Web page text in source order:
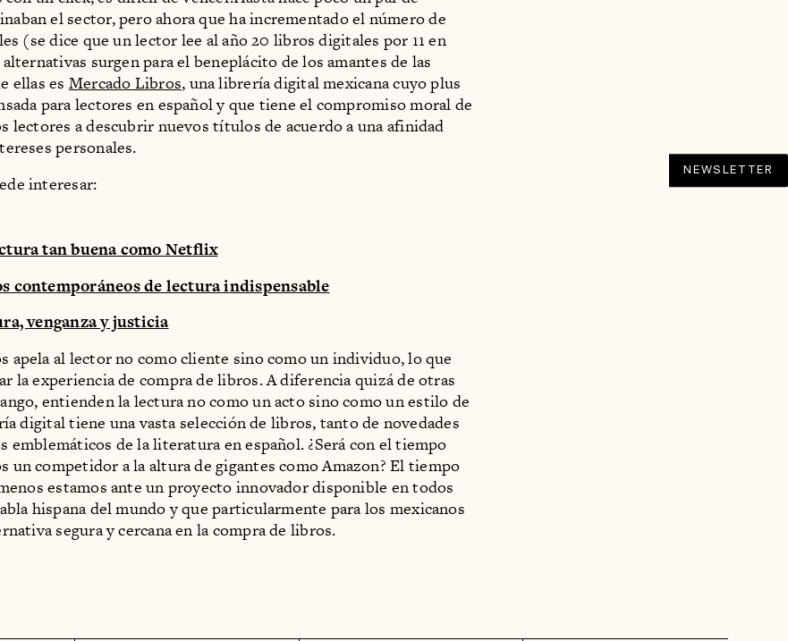
el sector, pero ahora que ha incrementado el número de
(se dice que un lector lee al año 20 libros digitales por 11 en
surgen para el beneplácito de los amantes de las
ellas es Mercado Libros, una librería digital mexicana cuyo plus
para lectores en español y que tiene el compromiso moral de
lectores a descubrir nuevos títulos de acuerdo a una afinidad
personales.
interesar:
tan buena como Netflix
contemporáneos de lectura indispensable
venganza y justicia
apela al lector no como cliente sino como un individuo, lo que
la experiencia de compra de libros. A diferencia quizá de otras
entienden la lectura no como un acto sino como un estilo de
digital tiene una vasta selección de libros, tanto de novedades
emblemáticos de la literatura en español. ¿Será con el tiempo
un competidor a la altura de gigantes como Amazon? El tiempo
estamos ante un proyecto innovador disponible en todos
hispana del mundo y que particularmente para los mexicanos
segura y cercana en la compra de libros.
NEWSLETTER